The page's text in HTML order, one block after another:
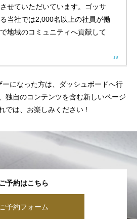
せていただいています。ゴッサ
当社では2,000名以上の社員が働
地域のコミュニティへ貢献して
になった方は、 ダッシュボードへ行
独自のコンテンツを含む新しいページ
では、お楽しみください !
ご予約はこちら
ご予約フォーム